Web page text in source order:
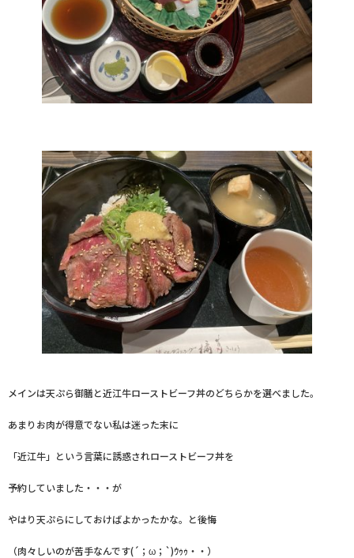
メインは天ぷら御膳と近江牛ローストビーフ丼のどちらかを選べました。
あまりお肉が得意でない私は迷った末に
「近江牛」という言葉に誘惑されローストビーフ丼を
予約していました・・・が
やはり天ぷらにしておけばよかったかな。と後悔
（肉々しいのが苦手なんです(´；ω；`)ｳｩｩ・・）